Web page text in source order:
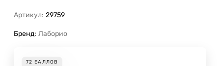
Артикул: 29759
Бренд: Лаборио
72 БАЛЛОВ